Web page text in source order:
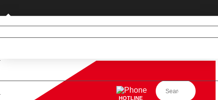
Privatkunde (nur DE)
HOTLINE